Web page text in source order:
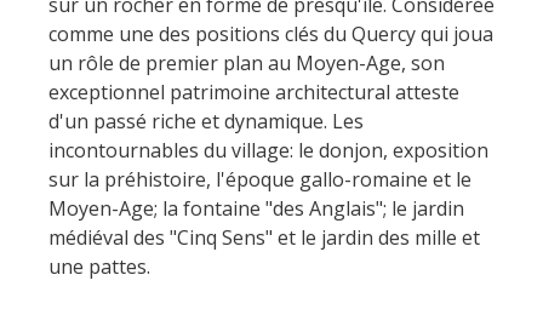
comme une des positions clés du Quercy qui joua
un rôle de premier plan au Moyen-Age, son
exceptionnel patrimoine architectural atteste
d'un passé riche et dynamique. Les
incontournables du village: le donjon, exposition
sur la préhistoire, l'époque gallo-romaine et le
Moyen-Age; la fontaine "des Anglais"; le jardin
médiéval des "Cinq Sens" et le jardin des mille et
une pattes.